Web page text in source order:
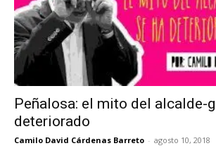
Peñalosa: el mito del alcalde-
deteriorado
Camilo David Cárdenas Barreto - agosto 10, 2018